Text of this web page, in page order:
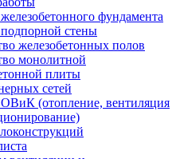
фундамента
стены
железобетонных полов
монолитной
плиты
сетей
(отопление, вентиляция